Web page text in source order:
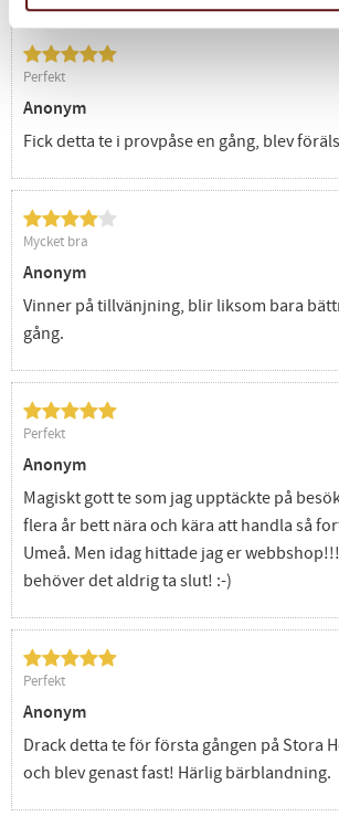
Perfekt
Anonym
Fick detta te i provpåse en gång, blev
Mycket bra
Anonym
Vinner på tillvänjning, blir liksom bara
gång.
Perfekt
Anonym
Magiskt gott te som jag upptäckte på
flera år bett nära och kära att handla så
Umeå. Men idag hittade jag er
behöver det aldrig ta slut! :-)
Perfekt
Anonym
Drack detta te för första gången på Stora
och blev genast fast! Härlig bärblandning.